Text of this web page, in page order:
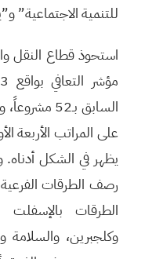
للتنمية الاجتماعية”
استحوذ قطاع النقل
السابق
على المراتب الأربعة
يظهر في الشكل أدناه.
رصف الطرقات
الطرقات بالإسفلت
وكلجبرين،